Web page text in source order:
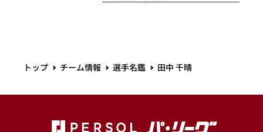
トップ チーム情報 選手名鑑 田中 千晴